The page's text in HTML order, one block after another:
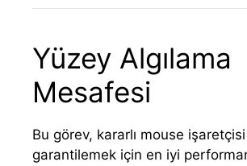
Yüzey Algılama
Mesafesi
Bu görev, kararlı mouse
garantilemek için en iyi